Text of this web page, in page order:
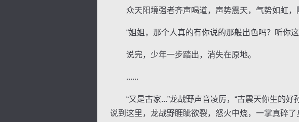
众天阳境强者齐声喝道，声势震天，气势如虹，
“姐姐，那个人真的有你说的那般出色吗？听你这
说完，少年一步踏出，消失在原地。
......
“又是古家...”龙战野声音凌厉，“古震天你生的好
说到这里，龙战野睚眦欲裂，怒火中烧，一掌真碎了